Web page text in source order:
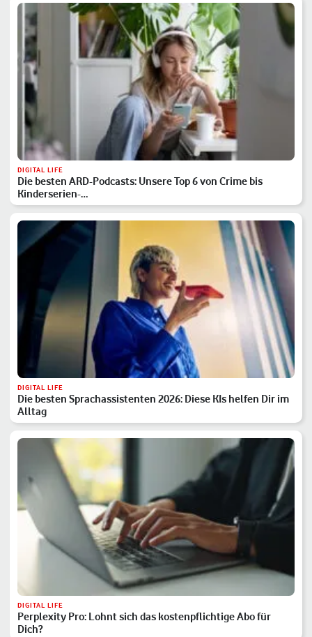
DIGITAL LIFE
Die besten ARD-Podcasts: Unsere Top 6 von Crime bis
Kinderserien-…
DIGITAL LIFE
Die besten Sprachassistenten 2026: Diese KIs helfen Dir im
Alltag
DIGITAL LIFE
Perplexity Pro: Lohnt sich das kostenpflichtige Abo für
Dich?